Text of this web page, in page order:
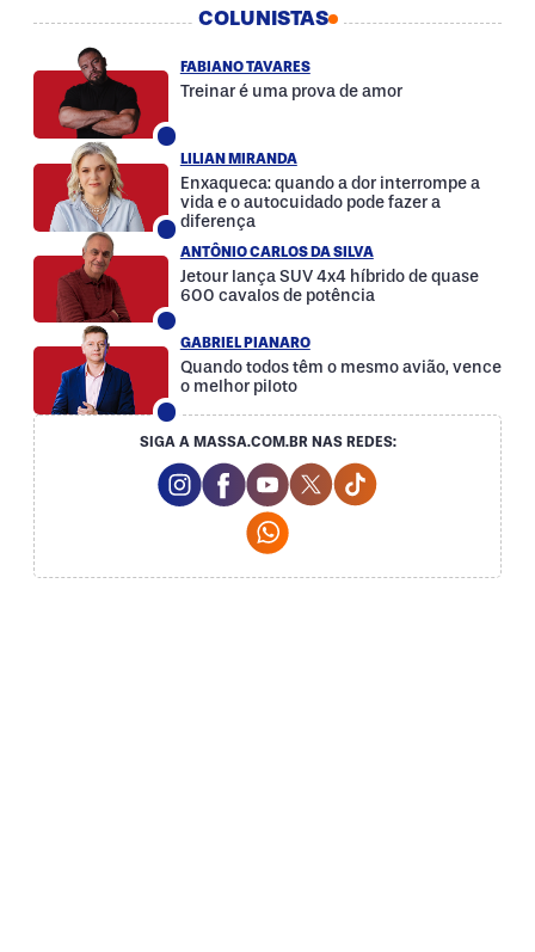
COLUNISTAS
FABIANO TAVARES
Treinar é uma prova de amor
LILIAN MIRANDA
Enxaqueca: quando a dor interrompe a
vida e o autocuidado pode fazer a
diferença
ANTÔNIO CARLOS DA SILVA
Jetour lança SUV 4x4 híbrido de quase
600 cavalos de potência
GABRIEL PIANARO
Quando todos têm o mesmo avião, vence
o melhor piloto
SIGA A MASSA.COM.BR NAS REDES:
Instagram Social Media
Facebook Social Media
Youtube Social Media
Twitter Social Media
Tiktok Social